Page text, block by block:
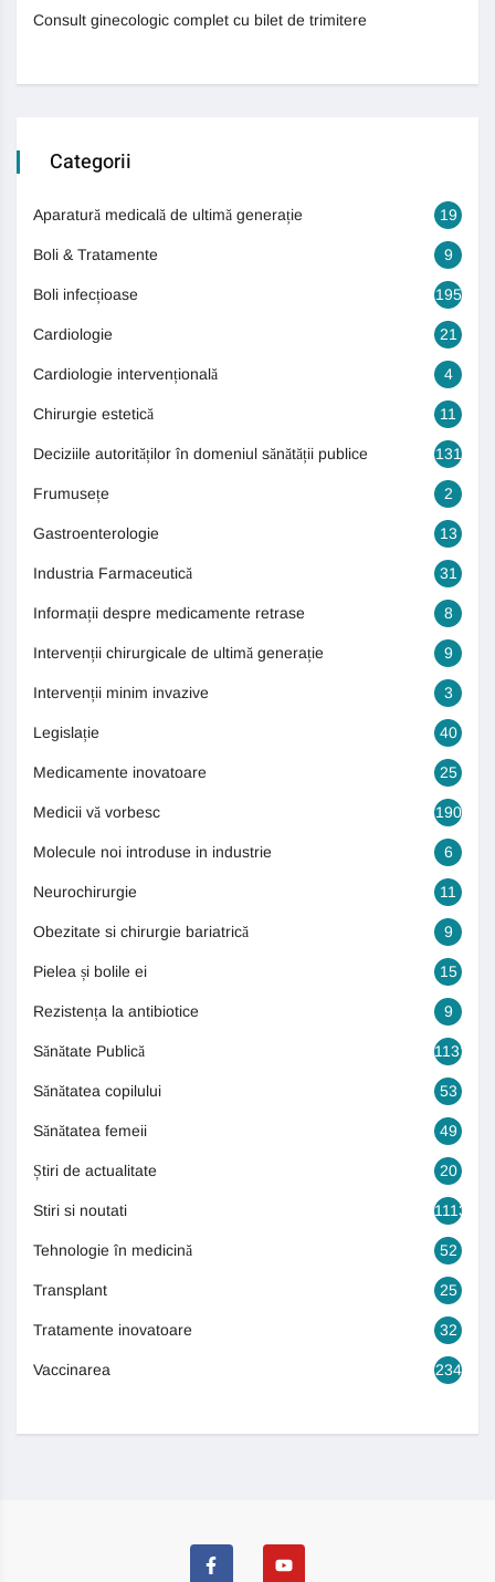
Consult ginecologic complet cu bilet de trimitere
Categorii
Aparatură medicală de ultimă generație 19
Boli & Tratamente 9
Boli infecțioase 195
Cardiologie 21
Cardiologie intervențională 4
Chirurgie estetică 11
Deciziile autorităților în domeniul sănătății publice 131
Frumusețe 2
Gastroenterologie 13
Industria Farmaceutică 31
Informații despre medicamente retrase 8
Intervenții chirurgicale de ultimă generație 9
Intervenții minim invazive 3
Legislație 40
Medicamente inovatoare 25
Medicii vă vorbesc 190
Molecule noi introduse in industrie 6
Neurochirurgie 11
Obezitate si chirurgie bariatrică 9
Pielea și bolile ei 15
Rezistența la antibiotice 9
Sănătate Publică 1131
Sănătatea copilului 53
Sănătatea femeii 49
Știri de actualitate 20
Stiri si noutati 1113
Tehnologie în medicină 52
Transplant 25
Tratamente inovatoare 32
Vaccinarea 234